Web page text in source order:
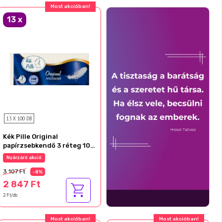
Most akcióban!
13x
13 X 100 DB
Kék Pille Original
papírzsebkendő 3 réteg 100
dbNyárzáró akció
3 107 Ft -8%
2 847 Ft
2 Ft/db
Ajándék akció! Ajándék akció!